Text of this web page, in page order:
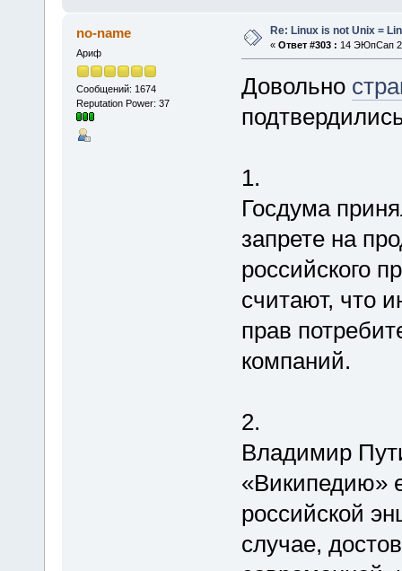
no-name
Ариф
Сообщений: 1674
Reputation Power: 37
Re: Linux is not Unix =
« Ответ #303 : 14 ЭЮпСап
Довольно
1.
Госдума
запрете на
российского
считают, что
прав
компаний.
2.
Владимир
«Википедию»
российской
случае,